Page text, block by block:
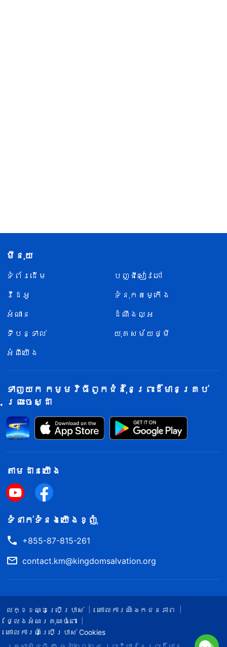
មីនុយ
ទំព័រ​ដើម
បញ្ជីសៀវភៅ
វីដេអូ
ទំនុកតម្កើង
អំណាន
ដំណឹងល្អ
ទីបន្ទាល់
យុគសម័យថ្មី
អំពីយើង
ទាញយក កម្មវិធីពួកជំនុំនៃព្រះដ៏មានគ្រប់
ព្រះចេស្ដា
តាម​ដាន​យើង​
ទំនាក់​ទំនង​យើង​ខ្ញុំ
+855-87-815-261
contact.km@kingdomsalvation.org
លក្ខខណ្ឌ​ប្រើប្រាស់​
គោលការណ៍ឯកជនភាព
ថ្លែងអំណរគុណចំពោះ
គោលការណ៍ប្រើប្រាស់ Cookies